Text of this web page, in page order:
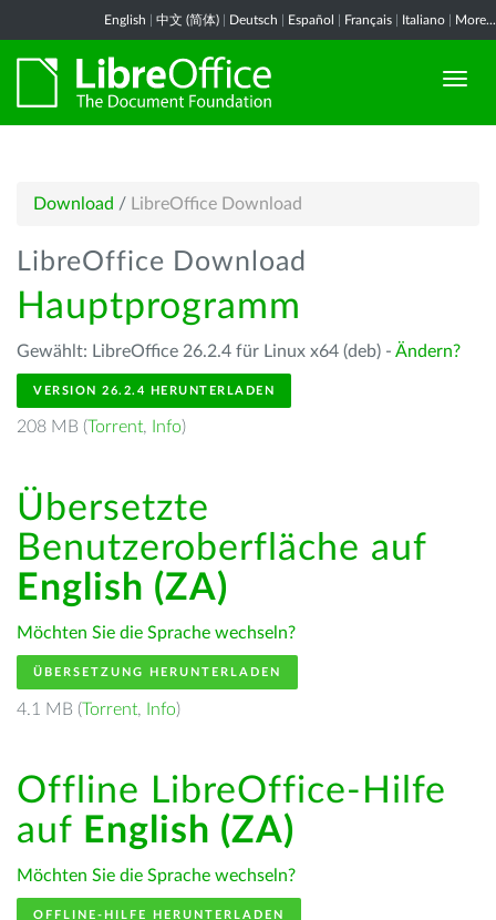
English 中文 (简体) Deutsch Español Français Italiano More...
Download / LibreOffice Download
LibreOffice Download
Hauptprogramm
Gewählt: LibreOffice 26.2.4 für Linux x64 (deb) - Ändern?
VERSION 26.2.4 HERUNTERLADEN
208 MB (Torrent, Info)
Übersetzte
Benutzeroberfläche auf
English (ZA)
Möchten Sie die Sprache wechseln?
ÜBERSETZUNG HERUNTERLADEN
4.1 MB (Torrent, Info)
Offline LibreOffice-Hilfe
auf English (ZA)
Möchten Sie die Sprache wechseln?
OFFLINE-HILFE HERUNTERLADEN